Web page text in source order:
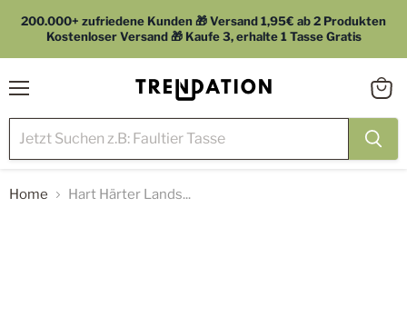
200.000+ zufriedene Kunden 🎁 Versand 1,95€ ab 2 Produkten
Kostenloser Versand 🎁 Kaufe 3, erhalte 1 Tasse Gratis
Home Hart Härter Lands...